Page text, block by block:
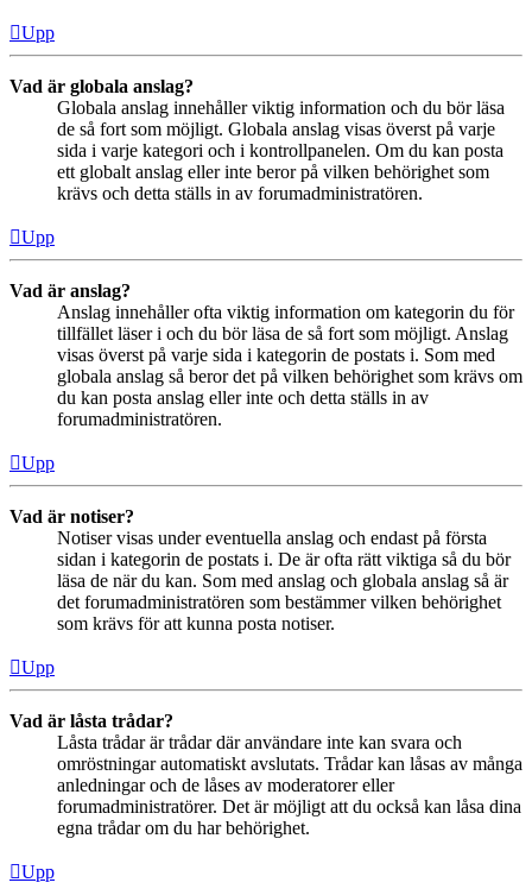
Upp
Vad är globala anslag?
Globala anslag innehåller viktig information och du bör läsa
de så fort som möjligt. Globala anslag visas överst på varje
sida i varje kategori och i kontrollpanelen. Om du kan posta
ett globalt anslag eller inte beror på vilken behörighet som
krävs och detta ställs in av forumadministratören.
Upp
Vad är anslag?
Anslag innehåller ofta viktig information om kategorin du för
tillfället läser i och du bör läsa de så fort som möjligt. Anslag
visas överst på varje sida i kategorin de postats i. Som med
globala anslag så beror det på vilken behörighet som krävs om
du kan posta anslag eller inte och detta ställs in av
forumadministratören.
Upp
Vad är notiser?
Notiser visas under eventuella anslag och endast på första
sidan i kategorin de postats i. De är ofta rätt viktiga så du bör
läsa de när du kan. Som med anslag och globala anslag så är
det forumadministratören som bestämmer vilken behörighet
som krävs för att kunna posta notiser.
Upp
Vad är låsta trådar?
Låsta trådar är trådar där användare inte kan svara och
omröstningar automatiskt avslutats. Trådar kan låsas av många
anledningar och de låses av moderatorer eller
forumadministratörer. Det är möjligt att du också kan låsa dina
egna trådar om du har behörighet.
Upp